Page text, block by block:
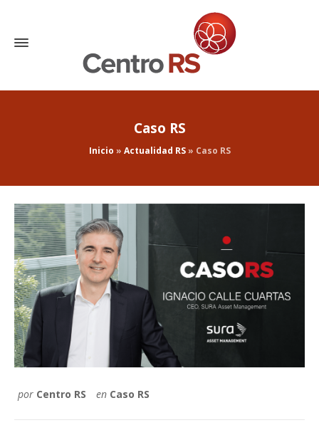
Caso RS
Inicio » Actualidad RS» Caso RS
por Centro RS en Caso RS